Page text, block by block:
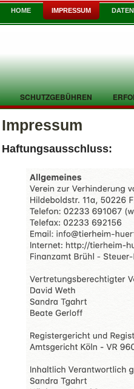
HOME IMPRESSUM
SCHUTZGEBÜHREN
Impressum
Haftungsausschluss: